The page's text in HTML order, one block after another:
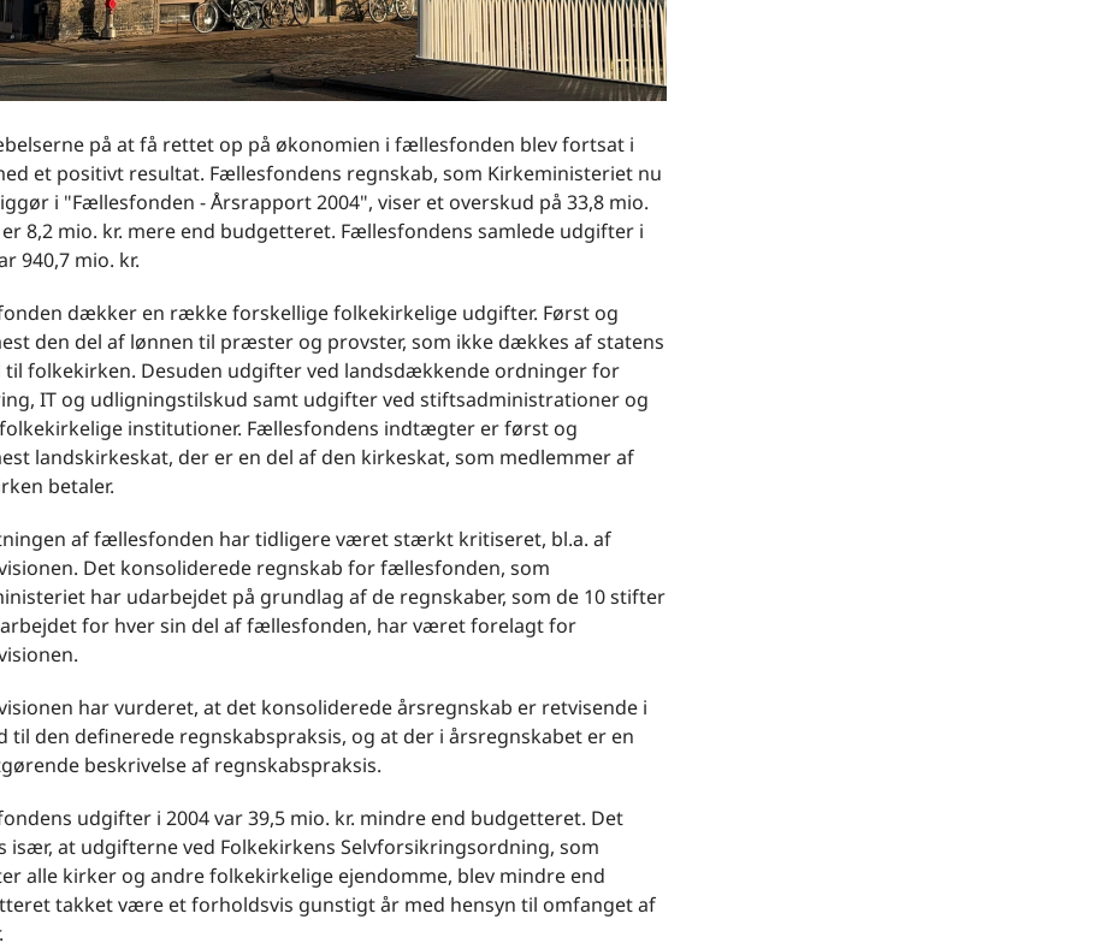
på at få rettet op på økonomien i fællesfonden blev fortsat i
et positivt resultat. Fællesfondens regnskab, som Kirkeministeriet nu
i "Fællesfonden - Årsrapport 2004", viser et overskud på 33,8 mio.
er 8,2 mio. kr. mere end budgetteret. Fællesfondens samlede udgifter i
940,7 mio. kr.
dækker en række forskellige folkekirkelige udgifter. Først og
den del af lønnen til præster og provster, som ikke dækkes af statens
til folkekirken. Desuden udgifter ved landsdækkende ordninger for
IT og udligningstilskud samt udgifter ved stiftsadministrationer og
institutioner. Fællesfondens indtægter er først og
landskirkeskat, der er en del af den kirkeskat, som medlemmer af
betaler.
af fællesfonden har tidligere været stærkt kritiseret, bl.a. af
Det konsoliderede regnskab for fællesfonden, som
har udarbejdet på grundlag af de regnskaber, som de 10 stifter
for hver sin del af fællesfonden, har været forelagt for
har vurderet, at det konsoliderede årsregnskab er retvisende i
til den definerede regnskabspraksis, og at der i årsregnskabet er en
beskrivelse af regnskabspraksis.
udgifter i 2004 var 39,5 mio. kr. mindre end budgetteret. Det
især, at udgifterne ved Folkekirkens Selvforsikringsordning, som
alle kirker og andre folkekirkelige ejendomme, blev mindre end
takket være et forholdsvis gunstigt år med hensyn til omfanget af